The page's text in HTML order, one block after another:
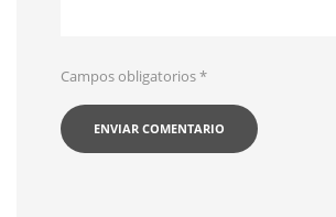
Campos obligatorios*